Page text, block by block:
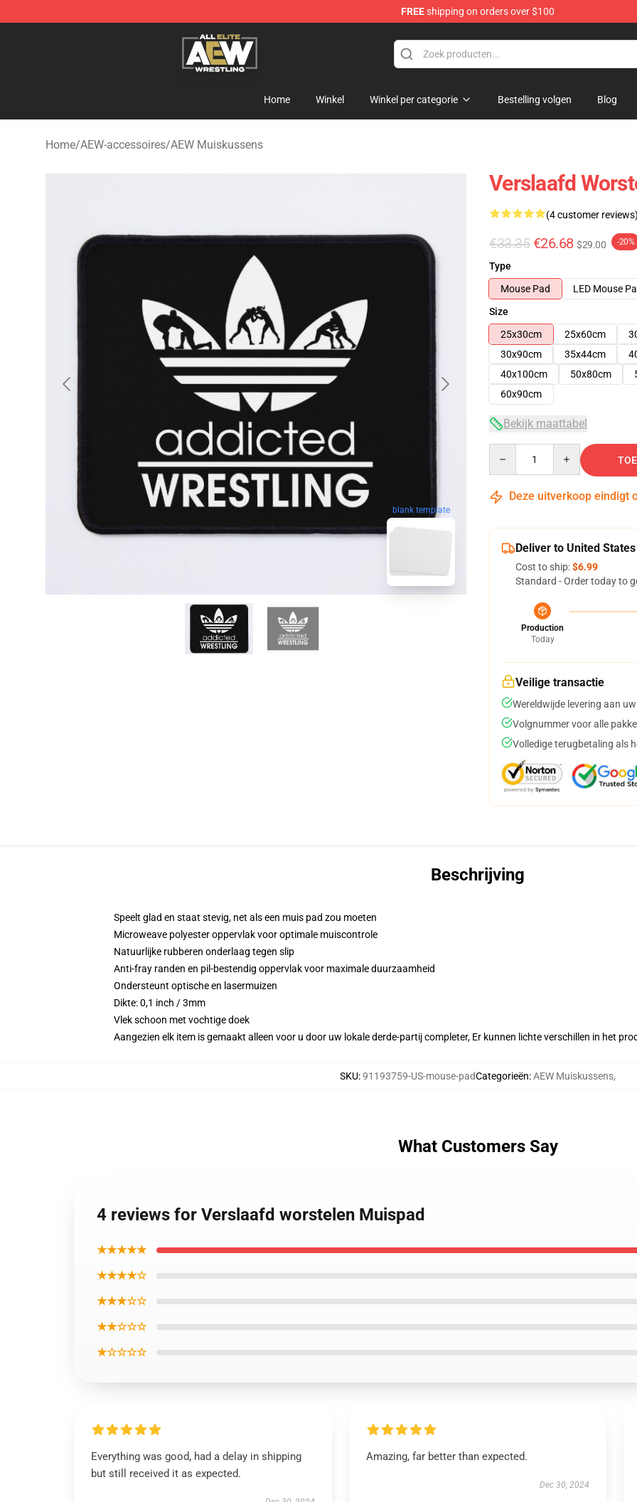
FREEshipping on orders over $100
Aew Shop ⚡️ Official Aew Merchandise Store
Home Winkel Winkel per categorie Bestelling volgen Blog
Home/AEW-accessoires/AEW Muiskussens
blank template
Verslaafd
(4 customer reviews)
€33.35 €26.68 $29.00 -20%
Type
Mouse Pad
LED Mouse
Size
25x30cm
25x60cm
30x90cm
35x44cm
40x100cm
50x80cm
60x90cm
Bekijk maattabel
Deze uitverkoop eindigt
Deliver to United States
Cost to ship:$6.99
Standard - Order today to
Production
Today
Veilige transactie
Wereldwijde levering aan
Volgnummer voor alle
Volledige terugbetaling als
Beschrijving
Speelt glad en staat stevig, net als een muis pad zou moeten
Microweave polyester oppervlak voor optimale muiscontrole
Natuurlijke rubberen onderlaag tegen slip
Anti-fray randen en pil-bestendig oppervlak voor maximale duurzaamheid
Ondersteunt optische en lasermuizen
Dikte: 0,1 inch / 3mm
Vlek schoon met vochtige doek
Aangezien elk item is gemaakt alleen voor u door uw lokale derde-partij completer, Er kunnen lichte verschillen in het
SKU:91193759-US-mouse-padCategorieën:AEW Muiskussens,
What Customers Say
4 reviews for Verslaafd worstelen Muispad
★★★★★
★★★★☆
★★★☆☆
★★☆☆☆
★☆☆☆☆
Everything was good, had a delay in shipping
but still received it as expected.
Amazing, far better than expected.
Dec 30, 2024